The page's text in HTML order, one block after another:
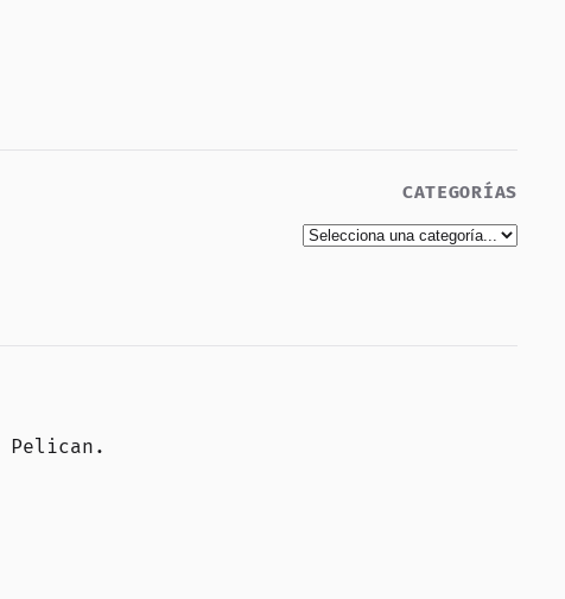
CATEGORÍAS
Pelican .